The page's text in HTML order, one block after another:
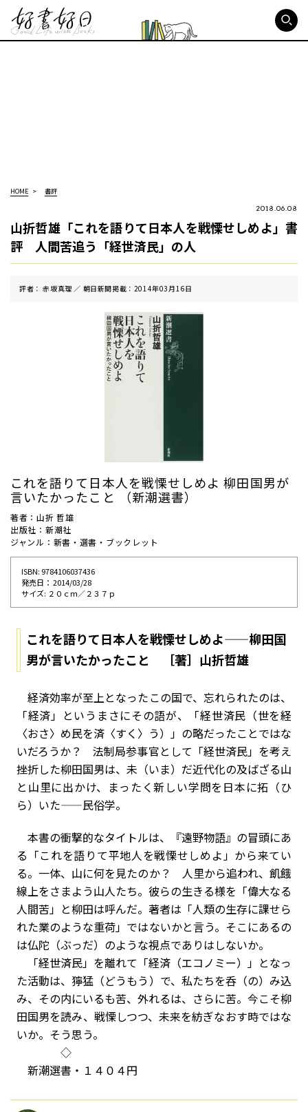
HOME 書評
2018.06.08
山折哲雄「これを語りて日本人を戦慄せしめよ」書
評 人間苦追う「経世済民」の人
評者： 赤坂真理 ／ 朝⽇新聞掲載：2014年03月16日
これを語りて日本人を戦慄せしめよ 柳田国男が
言いたかったこと （新潮選書）
著者：山折 哲雄
出版社：新潮社
ジャンル：新書・選書・ブックレット
ISBN: 9784106037436
発売⽇： 2014/03/28
サイズ: ２０ｃｍ／２３７ｐ
これを語りて日本人を戦慄せしめよ——柳田国
男が言いたかったこと ［著］山折哲雄
経済効率が至上となったこの国で、忘れられたのは、
「経済」というまさにその語が、「経世済民（世を経
〈おさ〉め民を済〈すく〉う）」の略だったことではな
いだろうか？ 法制局参事官として「経世済民」を考え
挫折した柳田国男は、未（いま）だ近代化の及ばざる山
と山里に出かけ、まったく新しい学問を日本に拓（ひ
ら）いた——民俗学。
本書の衝撃的なタイトルは、『遠野物語』の冒頭にあ
る「これを語りて平地人を戦慄せしめよ」から来てい
る。一体、山に何を見たのか？ 人里から追われ、飢餓
線上をさまよう山人たち。彼らの生きる様を「偉大なる
人間苦」と柳田は呼んだ。著者は「人類の生存に課せら
れた業のような重荷」ではないかと言う。そこにあるの
は仏陀（ぶっだ）のような視点でありはしないか。
「経世済民」を離れて「経済（エコノミー）」となっ
た活動は、獰猛（どうもう）で、私たちを呑（の）み込
み、その内にいるも苦、外れるは、さらに苦。今こそ柳
田国男を読み、戦慄しつつ、未来を紡ぎなおす時ではな
いか。そう思う。
◇
新潮選書・１４０４円